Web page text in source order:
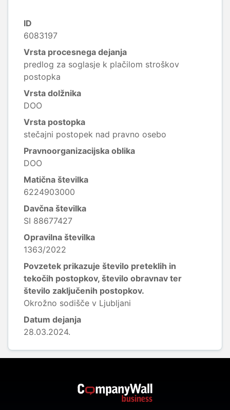
ID
6083197
Vrsta procesnega dejanja
predlog za soglasje k plačilom stroškov
postopka
Vrsta dolžnika
DOO
Vrsta postopka
stečajni postopek nad pravno osebo
Pravnoorganizacijska oblika
DOO
Matična številka
6224903000
Davčna številka
SI 88677427
Opravilna številka
1363/2022
Povzetek prikazuje število preteklih in
tekočih postopkov, število obravnav ter
število zaključenih postopkov.
Okrožno sodišče v Ljubljani
Datum dejanja
28.03.2024.